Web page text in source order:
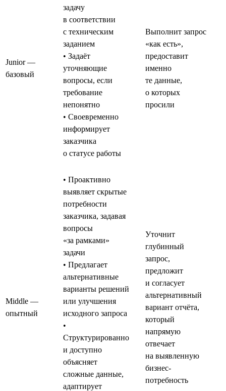
Junior —
базовый
задачу
в соответствии
с техническим
заданием
• Задаёт
уточняющие
вопросы, если
требование
непонятно
• Своевременно
информирует
заказчика
о статусе работы
Выполнит запрос
«как есть»,
предоставит
именно
те данные,
о которых
просили
Middle —
опытный
• Проактивно
выявляет скрытые
потребности
заказчика, задавая
вопросы
«за рамками»
задачи
• Предлагает
альтернативные
варианты решений
или улучшения
исходного запроса
•
Структурированно
и доступно
объясняет
сложные данные,
адаптирует
Уточнит
глубинный
запрос,
предложит
и согласует
альтернативный
вариант отчёта,
который
напрямую
отвечает
на выявленную
бизнес-
потребность